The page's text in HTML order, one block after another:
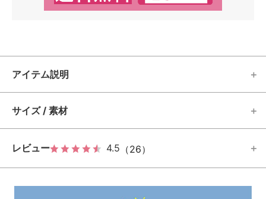
アイテム説明
サイズ / 素材
レビュー 4.5 （26）